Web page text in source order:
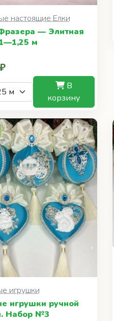
настоящие Елки
— Элитная
м
В
корзину
игрушки
игрушки ручной
Набор №3